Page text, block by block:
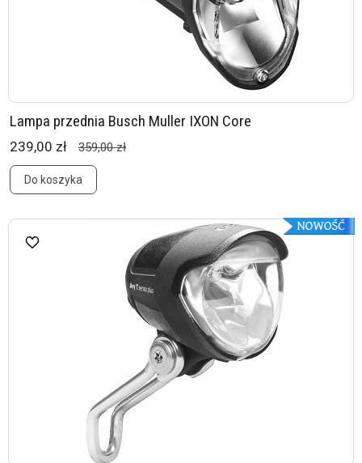
Lampa przednia Busch Muller IXON Core
239,00 zł 359,00 zł
Do koszyka